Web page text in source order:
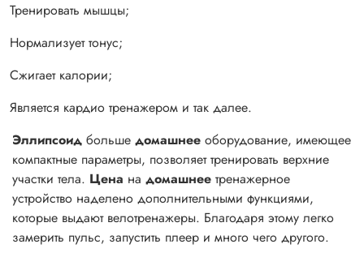
Тренировать мышцы;
Нормализует тонус;
Сжигает калории;
Является кардио тренажером и так далее.
Эллипсоид больше домашнее оборудование, имеющее
компактные параметры, позволяет тренировать верхние
участки тела. Цена на домашнее тренажерное
устройство наделено дополнительными функциями,
которые выдают велотренажеры. Благодаря этому легко
замерить пульс, запустить плеер и много чего другого.